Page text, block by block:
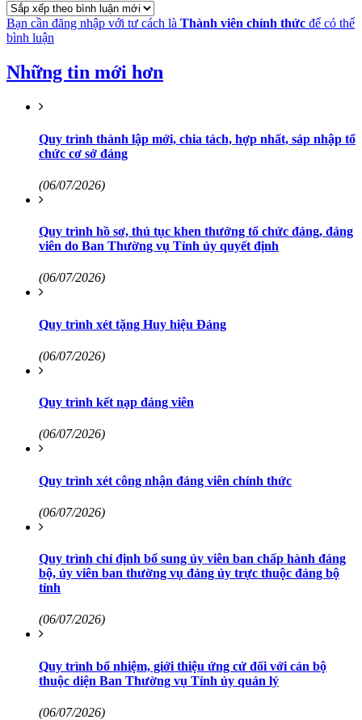
Bạn cần đăng nhập với tư cách là Thành viên chính thức để có thể
bình luận
Những tin mới hơn
Quy trình thành lập mới, chia tách, hợp nhất, sáp nhập tổ
chức cơ sở đảng
(06/07/2026)
Quy trình hồ sơ, thủ tục khen thưởng tổ chức đảng, đảng
viên do Ban Thường vụ Tỉnh ủy quyết định
(06/07/2026)
Quy trình xét tặng Huy hiệu Đảng
(06/07/2026)
Quy trình kết nạp đảng viên
(06/07/2026)
Quy trình xét công nhận đảng viên chính thức
(06/07/2026)
Quy trình chỉ định bổ sung ủy viên ban chấp hành đảng
bộ, ủy viên ban thường vụ đảng ủy trực thuộc đảng bộ
tỉnh
(06/07/2026)
Quy trình bổ nhiệm, giới thiệu ứng cử đối với cán bộ
thuộc diện Ban Thường vụ Tỉnh ủy quản lý
(06/07/2026)